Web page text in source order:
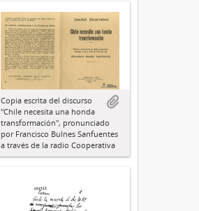
Copia escrita del discurso
"Chile necesita una honda
transformación", pronunciado
por Francisco Bulnes Sanfuentes
a través de la radio Cooperativa